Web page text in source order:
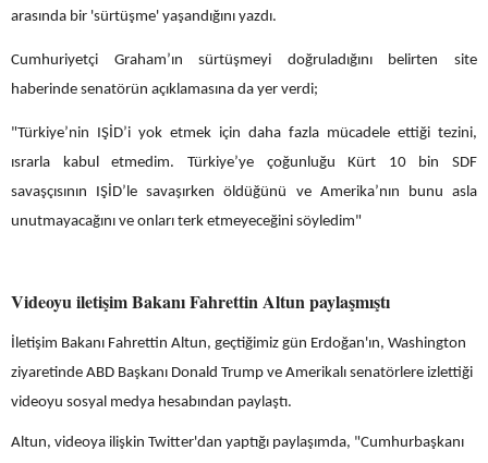
arasında bir 'sürtüşme' yaşandığını yazdı.
Cumhuriyetçi Graham’ın sürtüşmeyi doğruladığını belirten site
haberinde senatörün açıklamasına da yer verdi;
"Türkiye’nin IŞİD’i yok etmek için daha fazla mücadele ettiği tezini,
ısrarla kabul etmedim. Türkiye’ye çoğunluğu Kürt 10 bin SDF
savaşçısının IŞİD’le savaşırken öldüğünü ve Amerika’nın bunu asla
unutmayacağını ve onları terk etmeyeceğini söyledim"
Videoyu iletişim Bakanı Fahrettin Altun paylaşmıştı
İletişim Bakanı Fahrettin Altun, geçtiğimiz gün Erdoğan'ın, Washington
ziyaretinde ABD Başkanı Donald Trump ve Amerikalı senatörlere izlettiği
videoyu sosyal medya hesabından paylaştı.
Altun, videoya ilişkin Twitter'dan yaptığı paylaşımda, "Cumhurbaşkanı